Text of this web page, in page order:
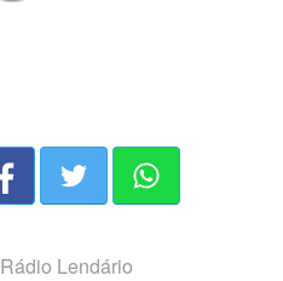
Rádio Lendário